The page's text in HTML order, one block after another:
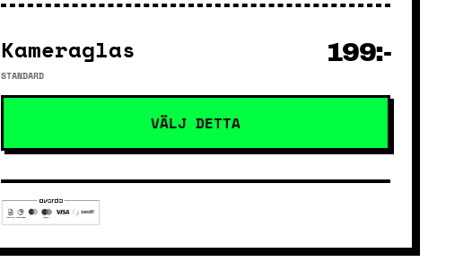
Kameraglas
STANDARD
199:-
VÄLJ DETTA